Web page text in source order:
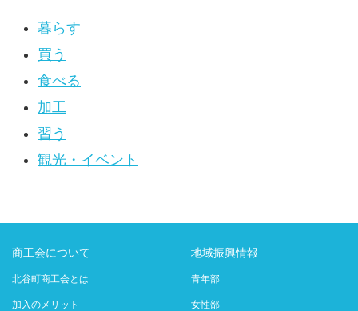
暮らす
買う
食べる
加工
習う
観光・イベント
商工会について
北谷町商工会とは
加入のメリット
地域振興情報
青年部
女性部